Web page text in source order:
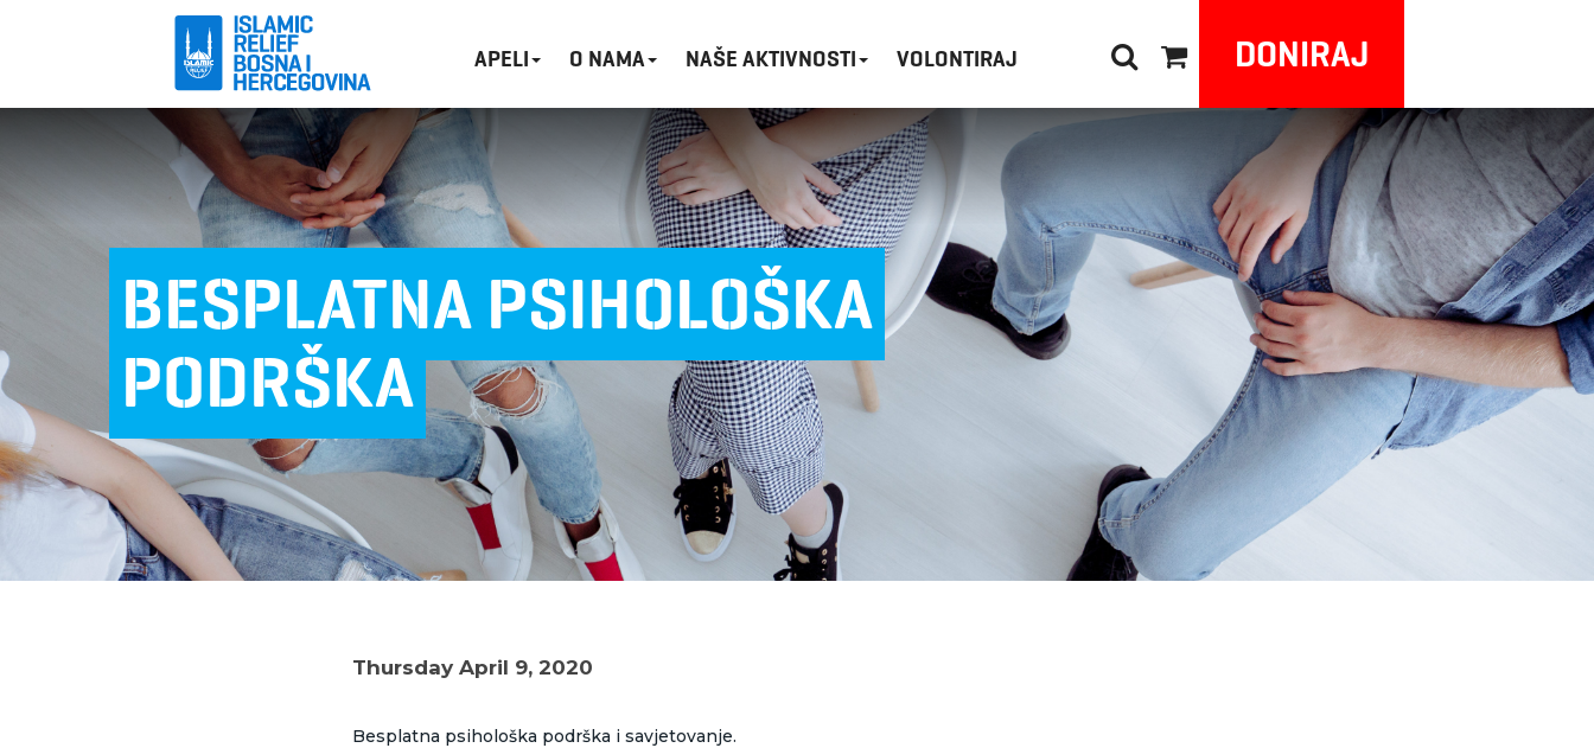
APELI O NAMA NAŠE AKTIVNOSTI VOLONTIRAJ DONIRAJ
BESPLATNA PSIHOLOŠKA
PODRŠKA
Thursday April 9, 2020
Besplatna psihološka podrška i savjetovanje.